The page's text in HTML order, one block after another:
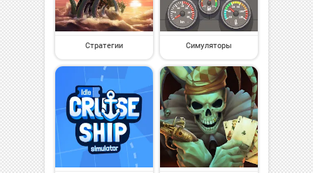
Стратегии Симуляторы